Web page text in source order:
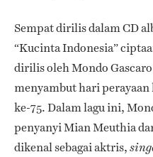
Sempat dirilis dalam CD
“Kucinta Indonesia”
dirilis oleh Mondo
menyambut hari
ke-75. Dalam lagu ini,
penyanyi Mian Meuthia
dikenal sebagai aktris,